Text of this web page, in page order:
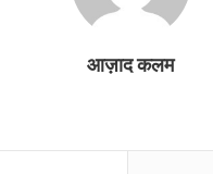
आज़ाद कलम